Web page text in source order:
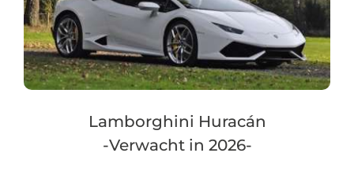
Lamborghini Huracán
-Verwacht in 2026-